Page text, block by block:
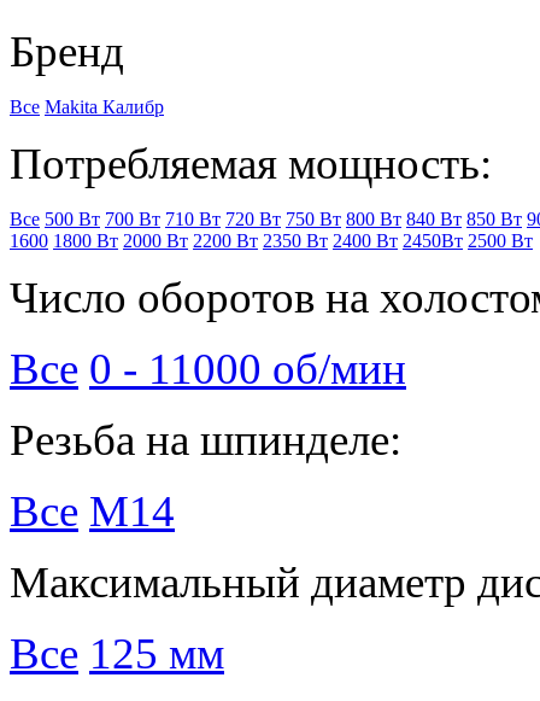
Бренд
Все Makita Калибр
Потребляемая мощность:
Все 500 Вт 700 Вт 710 Вт 720 Вт 750 Вт 800 Вт 840 Вт 850 Вт
1600 1800 Вт 2000 Вт 2200 Вт 2350 Вт 2400 Вт 2450Вт 2500 Вт
Число оборотов на
Все 0 - 11000 об/мин
Резьба на шпинделе:
Все М14
Максимальный диаметр
Все 125 мм